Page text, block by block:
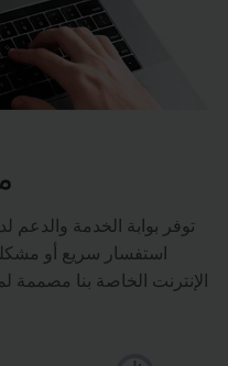
توفر بوابة الخدمة والدعم
استفسار سريع أو
الإنترنت الخاصة بنا